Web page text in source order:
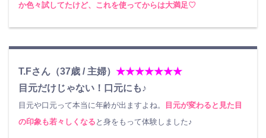
か色々試してたけど、これを使ってからは大満足♡
T.Fさん（37歳 / 主婦） ★★★★★★★
目元だけじゃない！口元にも♪
目元や口元って本当に年齢が出ますよね。
目元が変わると見た目
の印象も若々しくなる と身をもって体験しました♪